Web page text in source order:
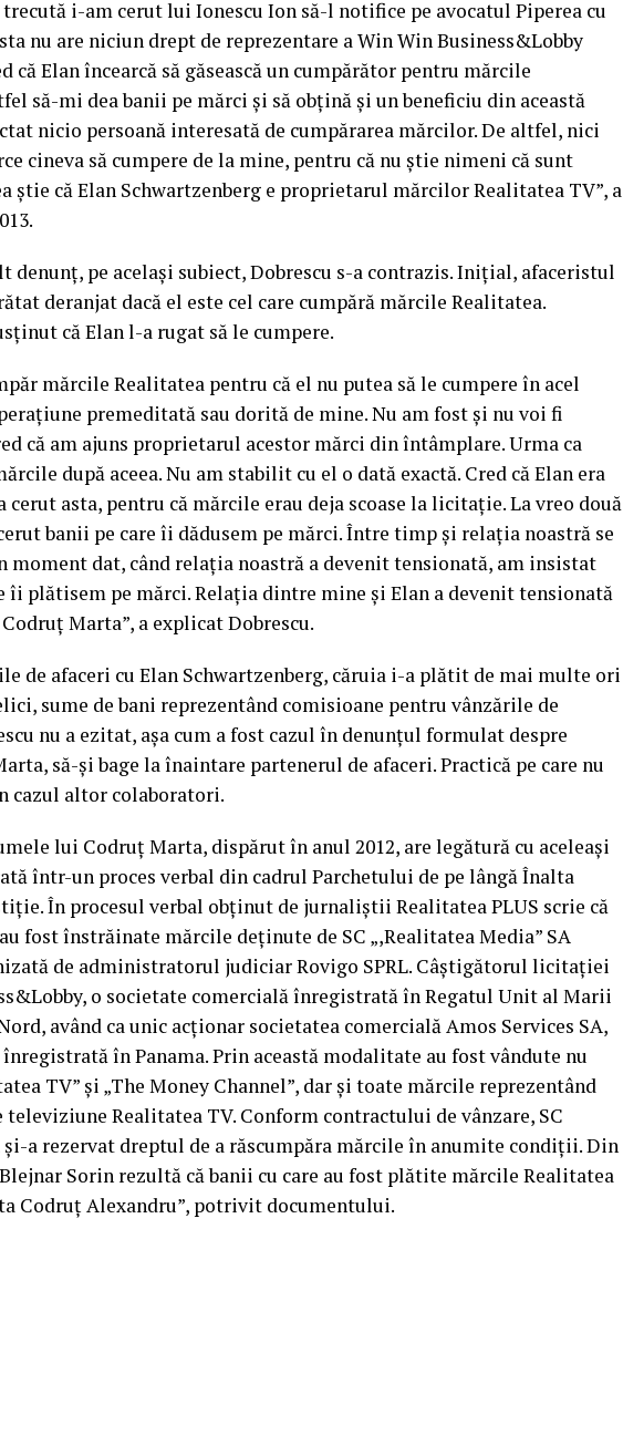
trecută i-am cerut lui Ionescu Ion să-l notifice pe avocatul Piperea cu
nu are niciun drept de reprezentare a Win Win Business&Lobby
că Elan încearcă să găsească un cumpărător pentru mărcile
să-mi dea banii pe mărci și să obțină și un beneficiu din această
nicio persoană interesată de cumpărarea mărcilor. De altfel, nici
cineva să cumpere de la mine, pentru că nu știe nimeni că sunt
știe că Elan Schwartzenberg e proprietarul mărcilor Realitatea TV”, a
denunț, pe același subiect, Dobrescu s-a contrazis. Inițial, afaceristul
deranjat dacă el este cel care cumpără mărcile Realitatea.
că Elan l-a rugat să le cumpere.
mărcile Realitatea pentru că el nu putea să le cumpere în acel
premeditată sau dorită de mine. Nu am fost și nu voi fi
că am ajuns proprietarul acestor mărci din întâmplare. Urma ca
după aceea. Nu am stabilit cu el o dată exactă. Cred că Elan era
asta, pentru că mărcile erau deja scoase la licitație. La vreo două
banii pe care îi dădusem pe mărci. Între timp și relația noastră se
moment dat, când relația noastră a devenit tensionată, am insistat
îi plătisem pe mărci. Relația dintre mine și Elan a devenit tensionată
Marta”, a explicat Dobrescu.
de afaceri cu Elan Schwartzenberg, căruia i-a plătit de mai multe ori
sume de bani reprezentând comisioane pentru vânzările de
nu a ezitat, așa cum a fost cazul în denunțul formulat despre
să-și bage la înaintare partenerul de afaceri. Practică pe care nu
cazul altor colaboratori.
lui Codruț Marta, dispărut în anul 2012, are legătură cu aceleași
într-un proces verbal din cadrul Parchetului de pe lângă Înalta
În procesul verbal obținut de jurnaliștii Realitatea PLUS scrie că
fost înstrăinate mărcile deținute de SC „,Realitatea Media” SA
de administratorul judiciar Rovigo SPRL. Câștigătorul licitației
o societate comercială înregistrată în Regatul Unit al Marii
având ca unic acționar societatea comercială Amos Services SA,
în Panama. Prin această modalitate au fost vândute nu
TV” și „The Money Channel”, dar și toate mărcile reprezentând
Realitatea TV. Conform contractului de vânzare, SC
și-a rezervat dreptul de a răscumpăra mărcile în anumite condiții. Din
Sorin rezultă că banii cu care au fost plătite mărcile Realitatea
Codruț Alexandru”, potrivit documentului.